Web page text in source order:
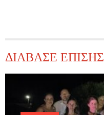
ΔΙΑΒΑΣΕ ΕΠΙΣΗΣ